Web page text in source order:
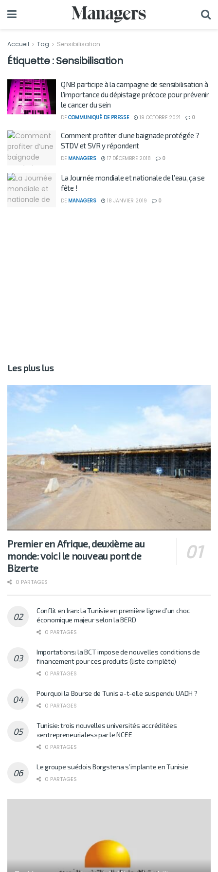
Accueil Tag Sensibilisation
Étiquette :Sensibilisation
QNB participe à la campagne de sensibilisation à
l’importance du dépistage précoce pour prévenir
le cancer du sein
DE COMMUNIQUÉ DE PRESSE 19 OCTOBRE 2021 0
Comment profiter d’une baignade protégée ?
STDV et SVR y répondent
DE MANAGERS 17 DÉCEMBRE 2018 0
La Journée mondiale et nationale de l’eau, ça se
fête !
DE MANAGERS 18 JANVIER 2019 0
Les plus lus
Premier en Afrique, deuxième au
monde: voici le nouveau pont de
Bizerte
0 PARTAGES
Conflit en Iran: la Tunisie en première ligne d’un choc
économique majeur selon la BERD
0 PARTAGES
Importations: la BCT impose de nouvelles conditions de
financement pour ces produits (liste complète)
0 PARTAGES
Pourquoi la Bourse de Tunis a-t-elle suspendu UADH ?
0 PARTAGES
Tunisie: trois nouvelles universités accréditées
«entrepreneuriales» par le NCEE
0 PARTAGES
Le groupe suédois Borgstena s’implante en Tunisie
0 PARTAGES